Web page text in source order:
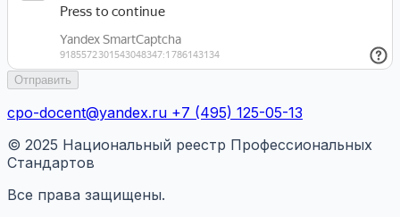
Отправить
cpo-docent@yandex.ru +7 (495) 125-05-13
© 2025 Национальный реестр Профессиональных
Стандартов
Все права защищены.